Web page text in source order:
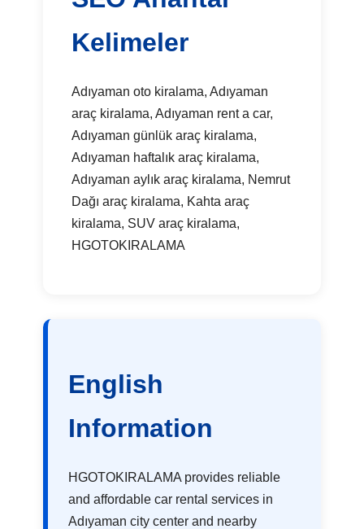
Kelimeler
Adıyaman oto kiralama, Adıyaman
araç kiralama, Adıyaman rent a car,
Adıyaman günlük araç kiralama,
Adıyaman haftalık araç kiralama,
Adıyaman aylık araç kiralama, Nemrut
Dağı araç kiralama, Kahta araç
kiralama, SUV araç kiralama,
HGOTOKIRALAMA
English
Information
HGOTOKIRALAMA provides reliable
and affordable car rental services in
Adıyaman city center and nearby